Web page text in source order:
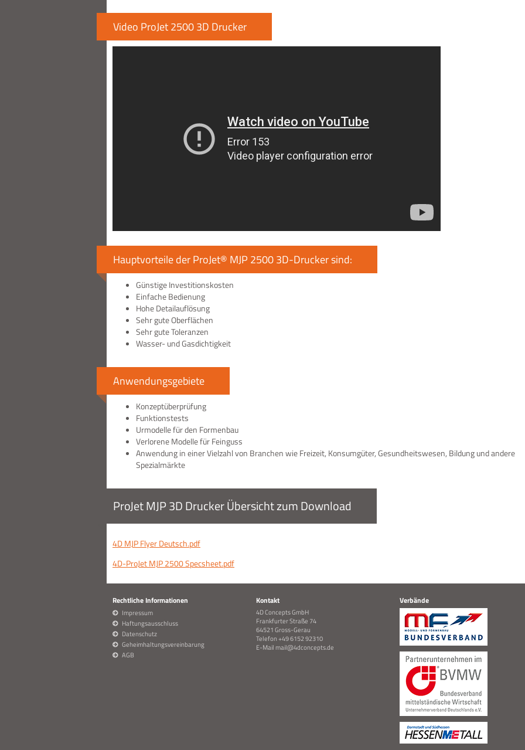
Video ProJet 2500 3D Drucker
Hauptvorteile der ProJet® MJP 2500 3D-Drucker sind:
Günstige Investitionskosten
Einfache Bedienung
Hohe Detailauflösung
Sehr gute Oberflächen
Sehr gute Toleranzen
Wasser- und Gasdichtigkeit
Anwendungsgebiete
Konzeptüberprüfung
Funktionstests
Urmodelle für den Formenbau
Verlorene Modelle für Feinguss
Anwendung in einer Vielzahl von Branchen wie Freizeit, Konsumgüter, Gesundheitswesen, Bildung und andere
Spezialmärkte
ProJet MJP 3D Drucker Übersicht zum Download
4D MJP Flyer Deutsch.pdf
4D-ProJet MJP 2500 Specsheet.pdf
Rechtliche Informationen
Impressum
Haftungsausschluss
Datenschutz
Geheimhaltungsvereinbarung
AGB
Kontakt
4D Concepts GmbH
Frankfurter Straße 74
64521 Gross-Gerau
Telefon +49 6152 92310
E-Mailmail@4dconcepts.de
Verbände